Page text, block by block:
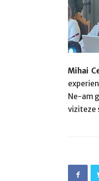
Mihai
Ne-am
viziteze